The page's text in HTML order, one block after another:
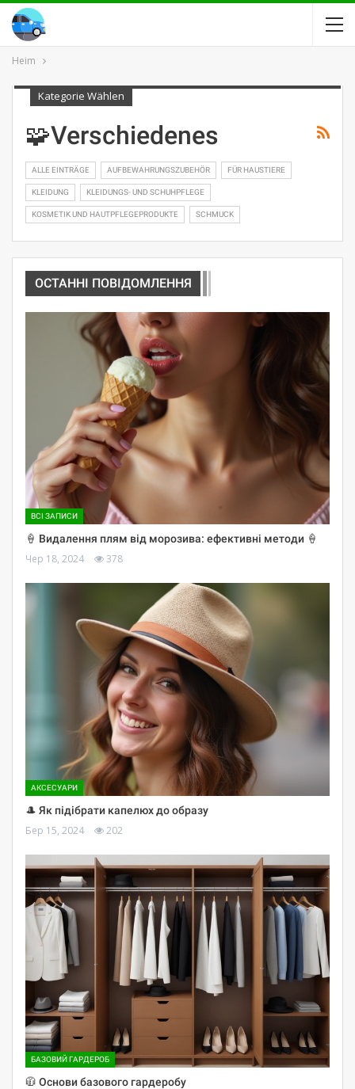
Heim
Kategorie Wählen
🧩Verschiedenes
ALLE EINTRÄGE AUFBEWAHRUNGSZUBEHÖR FÜR HAUSTIERE
KLEIDUNG KLEIDUNGS- UND SCHUHPFLEGE
KOSMETIK UND HAUTPFLEGEPRODUKTE SCHMUCK
ОСТАННІ ПОВІДОМЛЕННЯ
ВСІ ЗАПИСИ
🍦 Видалення плям від морозива: ефективні методи 🍦
Чер 18, 2024 378
АКСЕСУАРИ
🎩 Як підібрати капелюх до образу
Бер 15, 2024 202
БАЗОВИЙ ГАРДЕРОБ
🧥 Основи базового гардеробу